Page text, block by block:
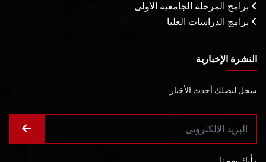
برامج المرحلة الجامعية الأولى
برامج الدراسات العليا
النشرة الإخبارية
سجل ليصلك أحدث الأخبار